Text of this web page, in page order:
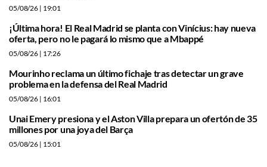
05/08/26 | 19:01
¡Última hora! El Real Madrid se planta con Vinícius: hay nueva
oferta, pero no le pagará lo mismo que a Mbappé
05/08/26 | 17:26
Mourinho reclama un último fichaje tras detectar un grave
problema en la defensa del Real Madrid
05/08/26 | 16:01
Unai Emery presiona y el Aston Villa prepara un ofertón de 35
millones por una joya del Barça
05/08/26 | 15:01